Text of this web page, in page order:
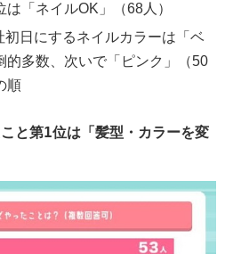
「ネイルOK」（68人）
日にするネイルカラーは「ベ
的多数、次いで「ピンク」（50
順
と第1位は「髪型・カラーを変